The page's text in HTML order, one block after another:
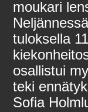
moukari
tuloksella
osallistui
teki
Sofia